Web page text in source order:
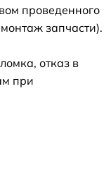
проведенного
запчасти).
отказ в
при